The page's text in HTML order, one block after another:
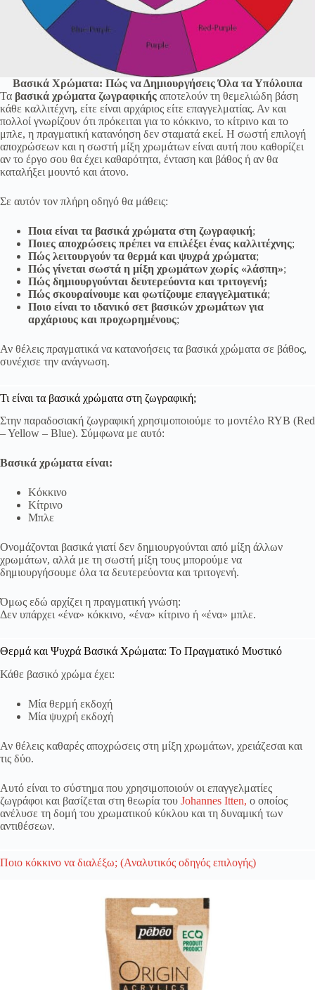
Βασικά Χρώματα: Πώς να Δημιουργήσεις Όλα τα Υπόλοιπα
Τα βασικά χρώματα ζωγραφικής αποτελούν τη θεμελιώδη βάση
κάθε καλλιτέχνη, είτε είναι αρχάριος είτε επαγγελματίας. Αν και
πολλοί γνωρίζουν ότι πρόκειται για το κόκκινο, το κίτρινο και το
μπλε, η πραγματική κατανόηση δεν σταματά εκεί. Η σωστή επιλογή
αποχρώσεων και η σωστή μίξη χρωμάτων είναι αυτή που καθορίζει
αν το έργο σου θα έχει καθαρότητα, ένταση και βάθος ή αν θα
καταλήξει μουντό και άτονο.
Σε αυτόν τον πλήρη οδηγό θα μάθεις:
Ποια είναι τα βασικά χρώματα στη ζωγραφική;
Ποιες αποχρώσεις πρέπει να επιλέξει ένας καλλιτέχνης;
Πώς λειτουργούν τα θερμά και ψυχρά χρώματα;
Πώς γίνεται σωστά η μίξη χρωμάτων χωρίς «λάσπη»;
Πώς δημιουργούνται δευτερεύοντα και τριτογενή;
Πώς σκουραίνουμε και φωτίζουμε επαγγελματικά;
Ποιο είναι το ιδανικό σετ βασικών χρωμάτων για
αρχάριους και προχωρημένους;
Αν θέλεις πραγματικά να κατανοήσεις τα βασικά χρώματα σε βάθος,
συνέχισε την ανάγνωση.
Τι είναι τα βασικά χρώματα στη ζωγραφική;
Στην παραδοσιακή ζωγραφική χρησιμοποιούμε το μοντέλο RYB (Red
– Yellow – Blue). Σύμφωνα με αυτό:
Βασικά χρώματα είναι:
Κόκκινο
Κίτρινο
Μπλε
Ονομάζονται βασικά γιατί δεν δημιουργούνται από μίξη άλλων
χρωμάτων, αλλά με τη σωστή μίξη τους μπορούμε να
δημιουργήσουμε όλα τα δευτερεύοντα και τριτογενή.
Όμως εδώ αρχίζει η πραγματική γνώση:
Δεν υπάρχει «ένα» κόκκινο, «ένα» κίτρινο ή «ένα» μπλε.
Θερμά και Ψυχρά Βασικά Χρώματα: Το Πραγματικό Μυστικό
Κάθε βασικό χρώμα έχει:
Μία θερμή εκδοχή
Μία ψυχρή εκδοχή
Αν θέλεις καθαρές αποχρώσεις στη μίξη χρωμάτων, χρειάζεσαι και
τις δύο.
Αυτό είναι το σύστημα που χρησιμοποιούν οι επαγγελματίες
ζωγράφοι και βασίζεται στη θεωρία του Johannes Itten, ο οποίος
ανέλυσε τη δομή του χρωματικού κύκλου και τη δυναμική των
αντιθέσεων.
Ποιο κόκκινο να διαλέξω; (Αναλυτικός οδηγός επιλογής)